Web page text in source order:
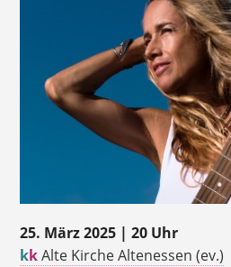
25. März 2025 | 20 Uhr
kkAlte Kirche Altenessen (ev.)